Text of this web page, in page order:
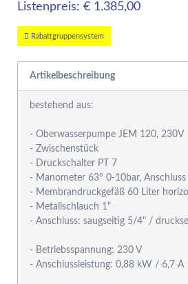
Listenpreis: € 1.385,00
Rabattgruppensystem
Artikelbeschreibung
bestehend aus:
- Oberwasserpumpe JEM 120, 230V
- Zwischenstück
- Druckschalter PT 7
- Manometer 63° 0-10bar,
- Membrandruckgefäß 60 Liter
- Metallschlauch 1"
- Anschluss: saugseitig 5/4" /
- Betriebsspannung: 230 V
- Anschlussleistung: 0,88 kW / 6,7 A